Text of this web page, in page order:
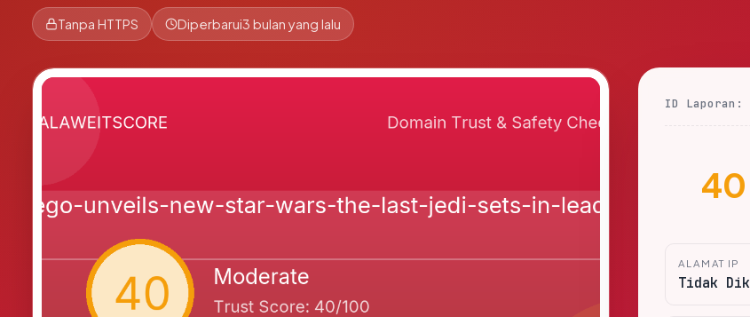
Tanpa HTTPS Diperbarui3 bulan yang lalu
ID Laporan:
40
ALAMAT IP
Tidak